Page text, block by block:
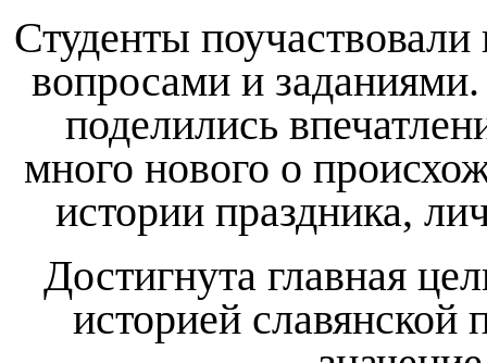
Студенты поучаствовали
вопросами и
поделились
много нового о
истории праздника,
Достигнута главная
историей славянской